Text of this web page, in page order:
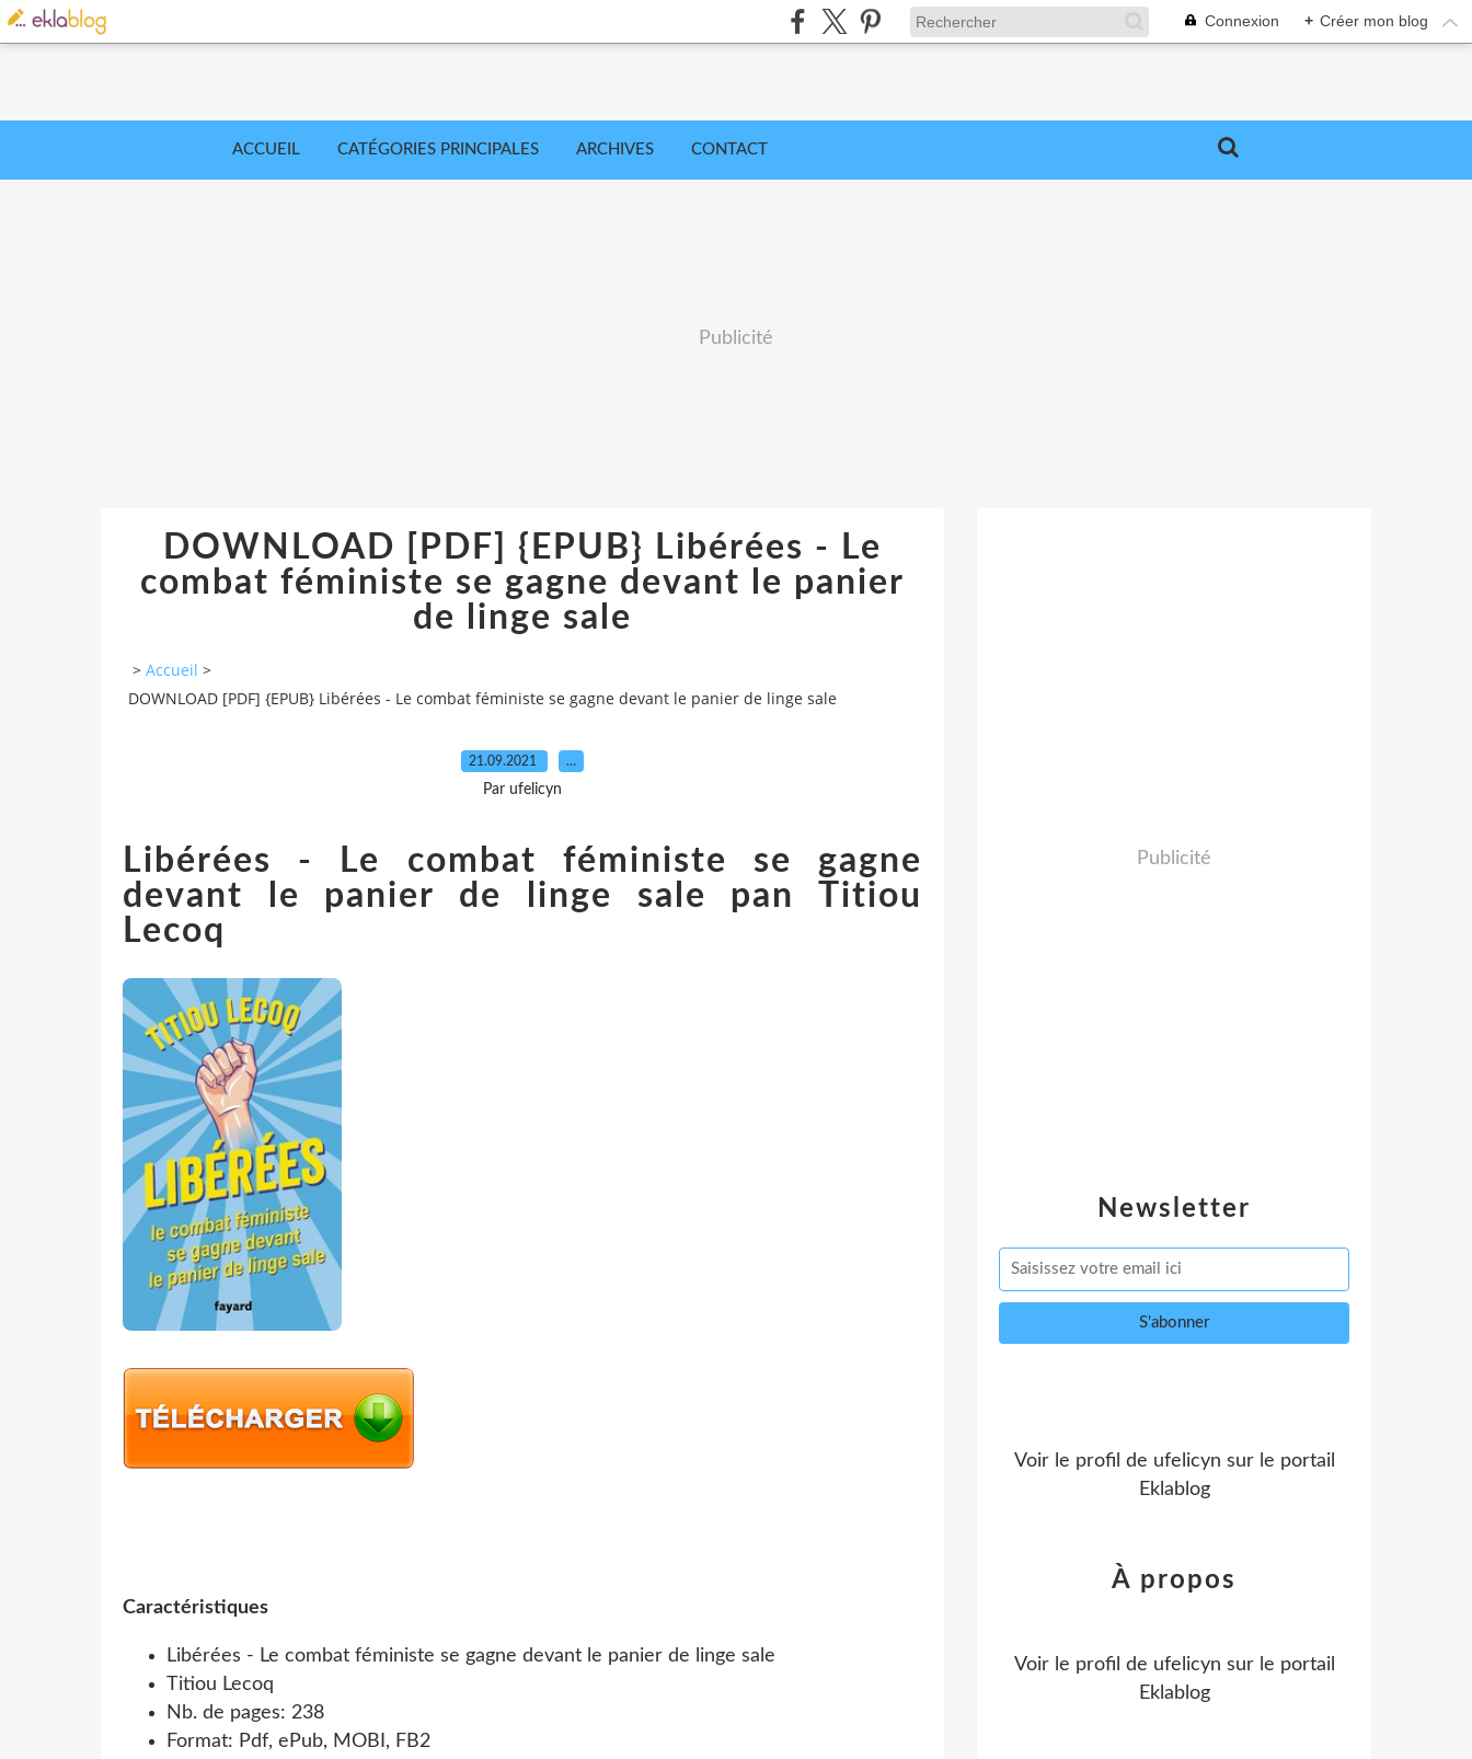
Connexion + Créer mon blog
ACCUEIL CATÉGORIES PRINCIPALES ARCHIVES CONTACT
Publicité
DOWNLOAD [PDF] {EPUB} Libérées - Le
combat féministe se gagne devant le panier
de linge sale
> Accueil >
DOWNLOAD [PDF] {EPUB} Libérées - Le combat féministe se gagne devant le panier de linge sale
21.09.2021 …
Par ufelicyn
Libérées - Le combat féministe se gagne
devant le panier de linge sale pan Titiou
Lecoq
Caractéristiques
Libérées - Le combat féministe se gagne devant le panier de linge sale
Titiou Lecoq
Nb. de pages: 238
Format: Pdf, ePub, MOBI, FB2
Newsletter
Publicité
Voir le profil de ufelicyn sur le portail
Eklablog
À propos
Voir le profil de ufelicyn sur le portail
Eklablog